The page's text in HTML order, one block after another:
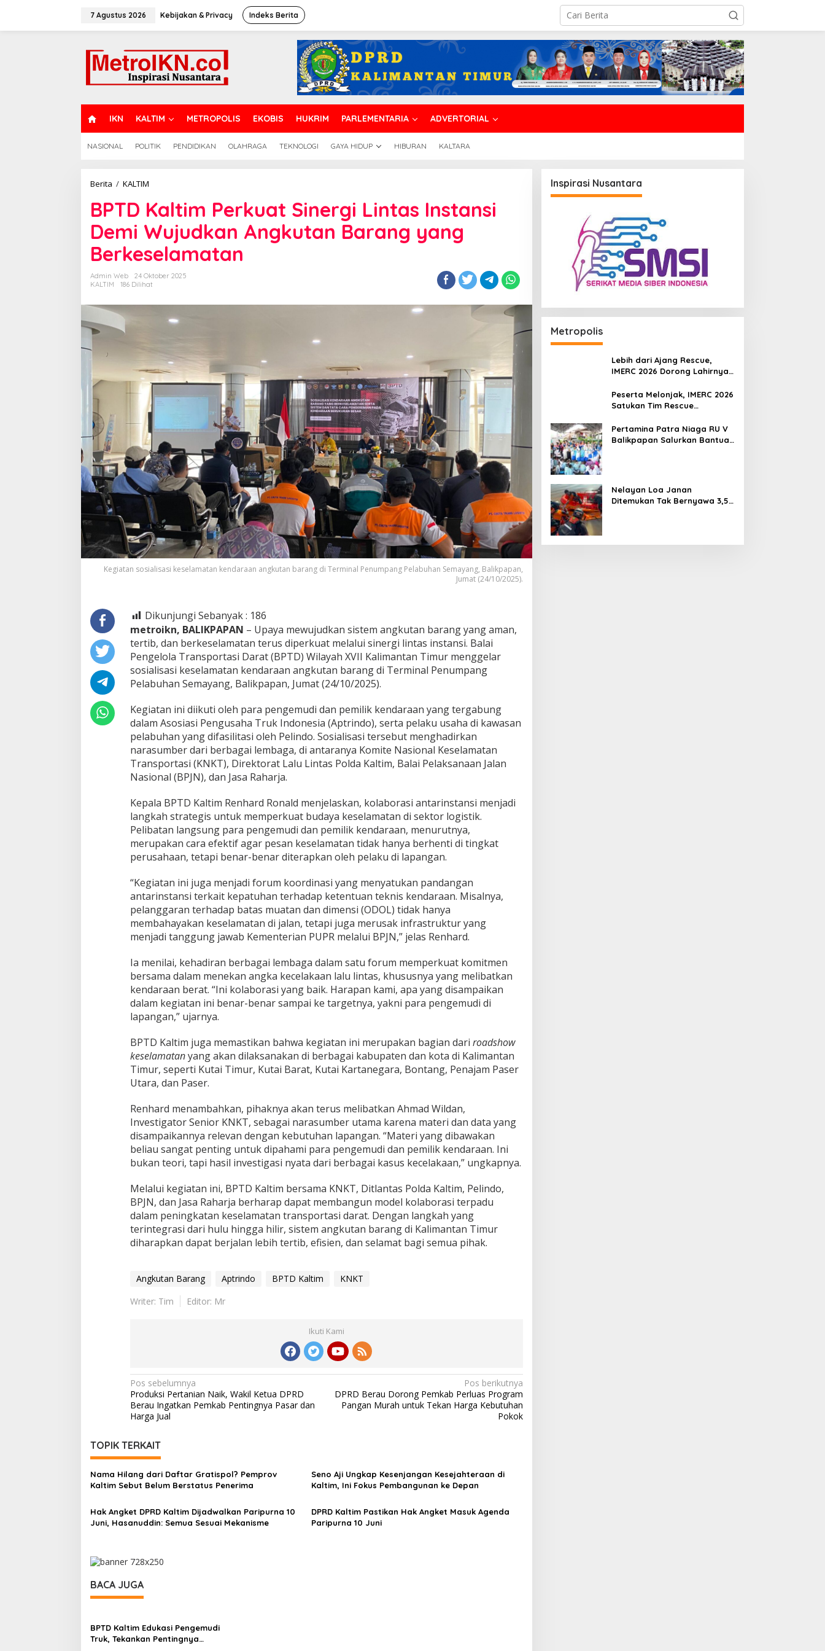
7 Agustus 2026 Kebijakan & Privacy Indeks Berita
O
M
IKN KALTIM METROPOLIS EKOBIS HUKRIM PARLEMENTARIA ADVERTORIAL
NASIONAL POLITIK PENDIDIKAN OLAHRAGA TEKNOLOGI GAYA HIDUP HIBURAN KALTARA
Berita / KALTIM
Perkuat
Sinergi
Lintas
Instansi
Demi
Wujudkan
Angkutan
Barang
Berkeselamatan
BPTD Kaltim Perkuat Sinergi Lintas Instansi
Demi Wujudkan Angkutan Barang yang
Berkeselamatan
Admin Web
24 Oktober 2025
KALTIM
186 Dilihat
Kegiatan sosialisasi keselamatan kendaraan angkutan barang di Terminal Penumpang Pelabuhan Semayang, Balikpapan,
Jumat (24/10/2025).
Dikunjungi Sebanyak : 186
metroikn, BALIKPAPAN – Upaya mewujudkan sistem angkutan barang yang aman,
tertib, dan berkeselamatan terus diperkuat melalui sinergi lintas instansi. Balai
Pengelola Transportasi Darat (BPTD) Wilayah XVII Kalimantan Timur menggelar
sosialisasi keselamatan kendaraan angkutan barang di Terminal Penumpang
Pelabuhan Semayang, Balikpapan, Jumat (24/10/2025).
Kegiatan ini diikuti oleh para pengemudi dan pemilik kendaraan yang tergabung
dalam Asosiasi Pengusaha Truk Indonesia (Aptrindo), serta pelaku usaha di kawasan
pelabuhan yang difasilitasi oleh Pelindo. Sosialisasi tersebut menghadirkan
narasumber dari berbagai lembaga, di antaranya Komite Nasional Keselamatan
Transportasi (KNKT), Direktorat Lalu Lintas Polda Kaltim, Balai Pelaksanaan Jalan
Nasional (BPJN), dan Jasa Raharja.
Kepala BPTD Kaltim Renhard Ronald menjelaskan, kolaborasi antarinstansi menjadi
langkah strategis untuk memperkuat budaya keselamatan di sektor logistik.
Pelibatan langsung para pengemudi dan pemilik kendaraan, menurutnya,
merupakan cara efektif agar pesan keselamatan tidak hanya berhenti di tingkat
perusahaan, tetapi benar-benar diterapkan oleh pelaku di lapangan.
“Kegiatan ini juga menjadi forum koordinasi yang menyatukan pandangan
antarinstansi terkait kepatuhan terhadap ketentuan teknis kendaraan. Misalnya,
pelanggaran terhadap batas muatan dan dimensi (ODOL) tidak hanya
membahayakan keselamatan di jalan, tetapi juga merusak infrastruktur yang
menjadi tanggung jawab Kementerian PUPR melalui BPJN,” jelas Renhard.
Ia menilai, kehadiran berbagai lembaga dalam satu forum memperkuat komitmen
bersama dalam menekan angka kecelakaan lalu lintas, khususnya yang melibatkan
kendaraan berat. “Ini kolaborasi yang baik. Harapan kami, apa yang disampaikan
dalam kegiatan ini benar-benar sampai ke targetnya, yakni para pengemudi di
lapangan,” ujarnya.
BPTD Kaltim juga memastikan bahwa kegiatan ini merupakan bagian dari roadshow
keselamatanyang akan dilaksanakan di berbagai kabupaten dan kota di Kalimantan
Timur, seperti Kutai Timur, Kutai Barat, Kutai Kartanegara, Bontang, Penajam Paser
Utara, dan Paser.
Renhard menambahkan, pihaknya akan terus melibatkan Ahmad Wildan,
Investigator Senior KNKT, sebagai narasumber utama karena materi dan data yang
disampaikannya relevan dengan kebutuhan lapangan. “Materi yang dibawakan
beliau sangat penting untuk dipahami para pengemudi dan pemilik kendaraan. Ini
bukan teori, tapi hasil investigasi nyata dari berbagai kasus kecelakaan,” ungkapnya.
Melalui kegiatan ini, BPTD Kaltim bersama KNKT, Ditlantas Polda Kaltim, Pelindo,
BPJN, dan Jasa Raharja berharap dapat membangun model kolaborasi terpadu
dalam peningkatan keselamatan transportasi darat. Dengan langkah yang
terintegrasi dari hulu hingga hilir, sistem angkutan barang di Kalimantan Timur
diharapkan dapat berjalan lebih tertib, efisien, dan selamat bagi semua pihak.
Angkutan Barang Aptrindo BPTD Kaltim
KNKT
Writer: Tim
Editor: Mr
Ikuti Kami
Navigasi
pos
Pos sebelumnya
Produksi Pertanian Naik, Wakil Ketua DPRD
Berau Ingatkan Pemkab Pentingnya Pasar dan
Harga Jual
Pos berikutnya
DPRD Berau Dorong Pemkab Perluas Program
Pangan Murah untuk Tekan Harga Kebutuhan
Pokok
TOPIK TERKAIT
Nama Hilang dari Daftar Gratispol? Pemprov
Kaltim Sebut Belum Berstatus Penerima
Seno Aji Ungkap Kesenjangan Kesejahteraan di
Kaltim, Ini Fokus Pembangunan ke Depan
Hak Angket DPRD Kaltim Dijadwalkan Paripurna 10
Juni, Hasanuddin: Semua Sesuai Mekanisme
DPRD Kaltim Pastikan Hak Angket Masuk Agenda
Paripurna 10 Juni
BACA JUGA
BPTD Kaltim Edukasi Pengemudi
Truk, Tekankan Pentingnya
Inspirasi Nusantara
Metropolis
Lebih dari Ajang Rescue,
IMERC 2026 Dorong Lahirnya
Indonesia
Peserta Melonjak, IMERC 2026
Satukan Tim Rescue
Balikpapan
Pertamina Patra Niaga RU V
Balikpapan Salurkan Bantuan
Nelayan Loa Janan
Ditemukan Tak Bernyawa 3,5